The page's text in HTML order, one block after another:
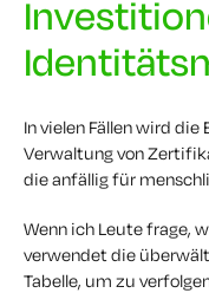
In vielen Fällen wird
Verwaltung von
die anfällig für
Wenn ich Leute frage,
verwendet die
Tabelle, um zu